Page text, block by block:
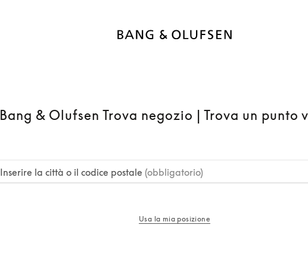
Bang & Olufsen Trova negozio | Trova un punto
Inserire la città o il codice postale (obbligatorio)
Usa la mia posizione